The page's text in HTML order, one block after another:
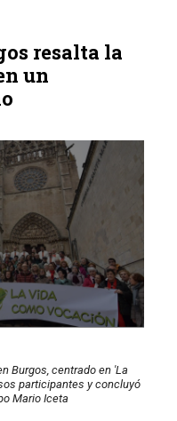
resalta la
un
Burgos, centrado en 'La
participantes y concluyó
Mario Iceta